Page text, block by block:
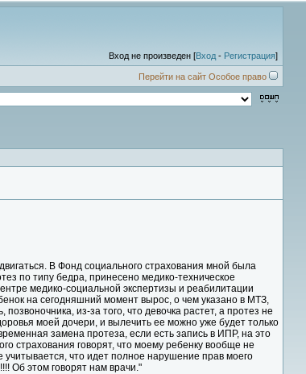
Вход не произведен [Вход - Регистрация]
Перейти на сайт Особое право
В Фонд социального страхования мной была
по типу бедра, принесено медико-техническое
медико-социальной экспертизы и реабилитации
на сегодняшний момент вырос, о чем указано в МТЗ,
из-за того, что девочка растет, а протез не
моей дочери, и вылечить ее можно уже будет только
замена протеза, если есть запись в ИПР, на это
страхования говорят, что моему ребенку вообще не
что идет полное нарушение прав моего
Об этом говорят нам врачи."